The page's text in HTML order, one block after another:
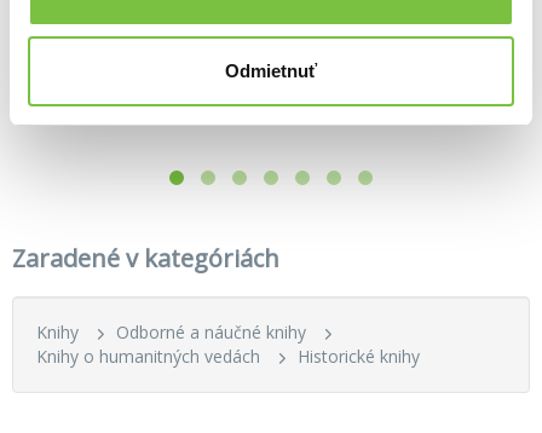
Odmietnuť
39,42€
Neil Gaiman
7,70€ 7,90€
Zaradené v kategóriách
Knihy
Odborné a náučné knihy
Knihy o humanitných vedách
Historické knihy